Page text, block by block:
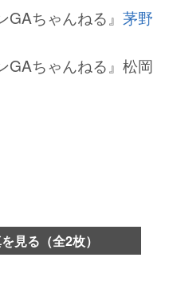
ちゃんねる』 茅野
GAちゃんねる』松岡
見る（全2枚）